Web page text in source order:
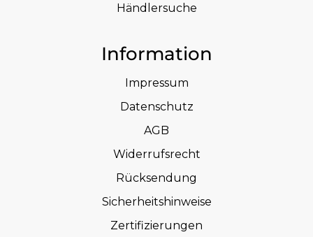
Händlersuche
Information
Impressum
Datenschutz
AGB
Widerrufsrecht
Rücksendung
Sicherheitshinweise
Zertifizierungen